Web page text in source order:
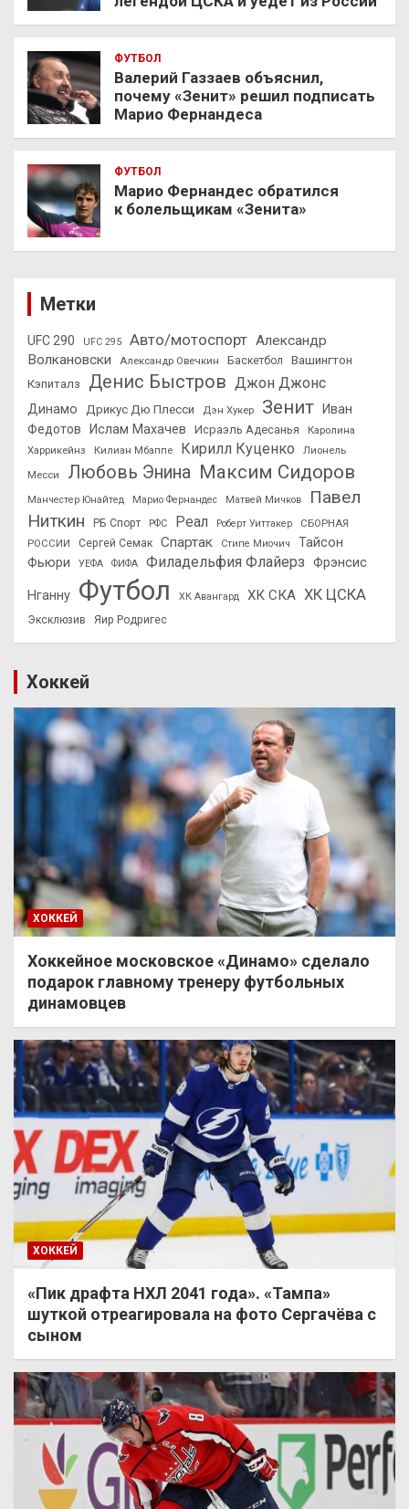
ФУТБОЛ
Валерий Газзаев объяснил,
почему «Зенит» решил подписать
Марио Фернандеса
ФУТБОЛ
Марио Фернандес обратился
к болельщикам «Зенита»
Метки
UFC 290 UFC 295 Авто/мотоспорт Александр
Волкановски
Александр Овечкин Баскетбол
Вашингтон
Кэпиталз
Денис Быстров Джон Джонс
Динамо Дрикус Дю Плесси Дэн Хукер Зенит
Иван
Федотов
Ислам Махачев Исраэль Адесанья
Каролина
Харрикейнз
Килиан Мбаппе Кирилл Куценко
Лионель
Месси
Любовь Энина Максим Сидоров
Манчестер Юнайтед Марио Фернандес Матвей Мичков
Павел
Ниткин
РБ Спорт РФС Реал Роберт Уиттакер
СБОРНАЯ
РОССИИ
Сергей Семак Спартак Стипе Миочич
Тайсон
Фьюри
УЕФА ФИФА Филадельфия Флайерз Фрэнсис
Нганну Футбол ХК Авангард ХК СКА ХК ЦСКА
Эксклюзив Яир Родригес
Хоккей
ХОККЕЙ
Хоккейное московское «Динамо» сделало
подарок главному тренеру футбольных
динамовцев
ХОККЕЙ
«Пик драфта НХЛ 2041 года». «Тампа»
шуткой отреагировала на фото Сергачёва с
сыном